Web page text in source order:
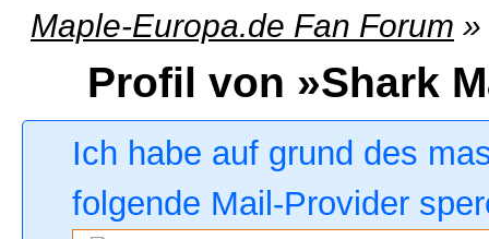
Maple-Europa.de Fan Forum »
Profil von »Shark
Ich habe auf grund des
folgende Mail-Provider